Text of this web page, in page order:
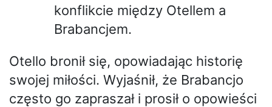
konflikcie między Otellem a
Brabancjem.
Otello bronił się, opowiadając historię
swojej miłości. Wyjaśnił, że Brabancjo
często go zapraszał i prosił o opowieści